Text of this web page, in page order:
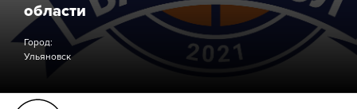
области
Город:
Ульяновск